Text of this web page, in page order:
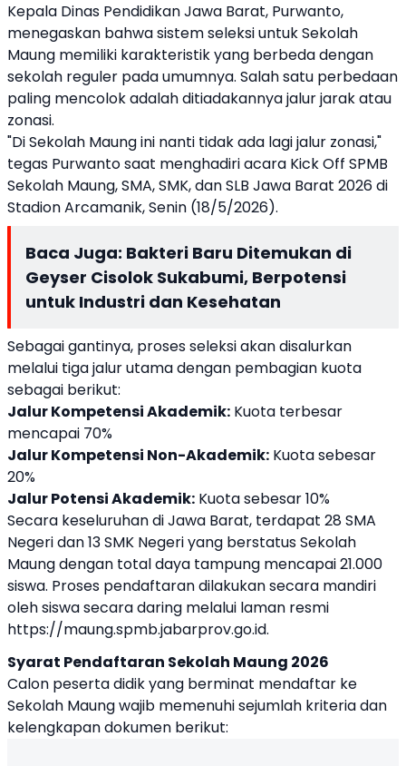
Kepala Dinas Pendidikan Jawa Barat, Purwanto,
menegaskan bahwa sistem seleksi untuk Sekolah
Maung memiliki karakteristik yang berbeda dengan
sekolah reguler pada umumnya. Salah satu perbedaan
paling mencolok adalah ditiadakannya jalur jarak atau
zonasi.
"Di Sekolah Maung ini nanti tidak ada lagi jalur zonasi,"
tegas Purwanto saat menghadiri acara Kick Off SPMB
Sekolah Maung, SMA, SMK, dan SLB Jawa Barat 2026 di
Stadion Arcamanik, Senin (18/5/2026).
Baca Juga: Bakteri Baru Ditemukan di
Geyser Cisolok Sukabumi, Berpotensi
untuk Industri dan Kesehatan
Sebagai gantinya, proses seleksi akan disalurkan
melalui tiga jalur utama dengan pembagian kuota
sebagai berikut:
Jalur Kompetensi Akademik: Kuota terbesar
mencapai 70%
Jalur Kompetensi Non-Akademik: Kuota sebesar
20%
Jalur Potensi Akademik: Kuota sebesar 10%
Secara keseluruhan di Jawa Barat, terdapat 28 SMA
Negeri dan 13 SMK Negeri yang berstatus Sekolah
Maung dengan total daya tampung mencapai 21.000
siswa. Proses pendaftaran dilakukan secara mandiri
oleh siswa secara daring melalui laman resmi
https://maung.spmb.jabarprov.go.id.
Syarat Pendaftaran Sekolah Maung 2026
Calon peserta didik yang berminat mendaftar ke
Sekolah Maung wajib memenuhi sejumlah kriteria dan
kelengkapan dokumen berikut: